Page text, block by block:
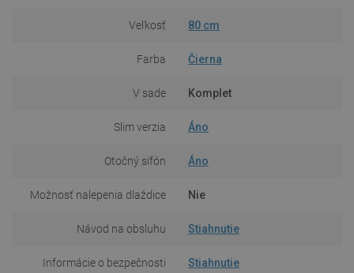
Veľkosť 80 cm
Farba Čierna
V sade Komplet
Slim verzia Áno
Otočný sifón Áno
Možnosť nalepenia dlaždice Nie
Návod na obsluhu Stiahnutie
Informácie o bezpečnosti Stiahnutie